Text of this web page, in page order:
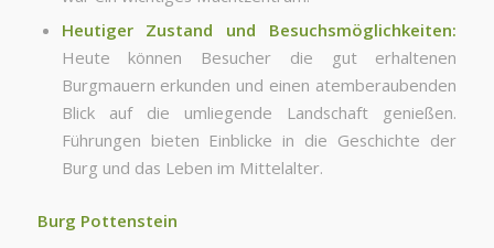
Heutiger Zustand und Besuchsmöglichkeiten:
Heute können Besucher die gut erhaltenen
Burgmauern erkunden und einen atemberaubenden
Blick auf die umliegende Landschaft genießen.
Führungen bieten Einblicke in die Geschichte der
Burg und das Leben im Mittelalter.
Burg Pottenstein